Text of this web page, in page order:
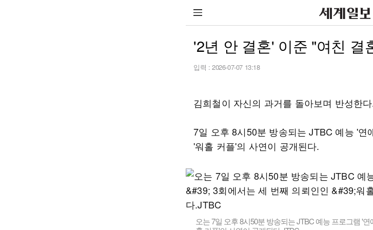
'2년 안 결혼' 이준 "여친
입력 : 2026-07-07 13:18
김희철이 자신의 과거를 돌아보며 반성한
7일 오후 8시50분 방송되는 JTBC 예능 '연
'워홀 커플'의 사연이 공개된다.
오는 7일 오후 8시50분 방송되는 JTBC 예능 프로그램 '